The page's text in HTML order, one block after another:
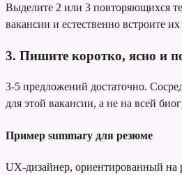
Выделите 2 или 3 повторяющихся
вакансии и естественно встроите их
3. Пишите коротко, ясно и
3-5 предложений достаточно.
для этой вакансии, а не на всей
Пример summary для резюме
UX-дизайнер, ориентированный на